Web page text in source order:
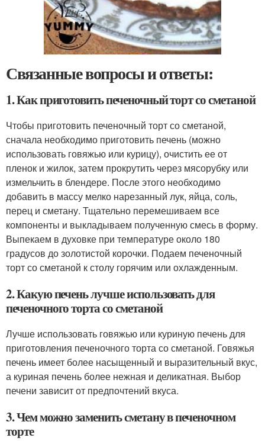
Связанные вопросы и ответы:
1. Как приготовить печеночный торт со сметаной
Чтобы приготовить печеночный торт со сметаной,
сначала необходимо приготовить печень (можно
использовать говяжью или курицу), очистить ее от
пленок и жилок, затем прокрутить через мясорубку или
измельчить в блендере. После этого необходимо
добавить в массу мелко нарезанный лук, яйца, соль,
перец и сметану. Тщательно перемешиваем все
компоненты и выкладываем полученную смесь в форму.
Выпекаем в духовке при температуре около 180
градусов до золотистой корочки. Подаем печеночный
торт со сметаной к столу горячим или охлажденным.
2. Какую печень лучше использовать для
печеночного торта со сметаной
Лучше использовать говяжью или куриную печень для
приготовления печеночного торта со сметаной. Говяжья
печень имеет более насыщенный и выразительный вкус,
а куриная печень более нежная и деликатная. Выбор
печени зависит от предпочтений вкуса.
3. Чем можно заменить сметану в печеночном
торте